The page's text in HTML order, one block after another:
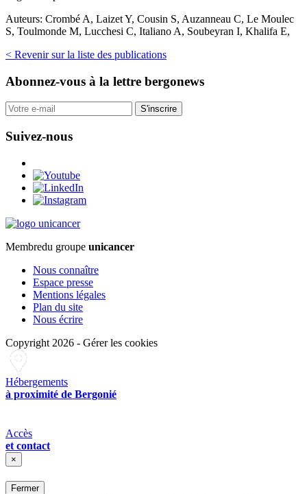
Auteurs: Crombé A, Laizet Y, Cousin S, Auzanneau C, Le Moulec
S, Toulmonde M, Lucchesi C, Italiano A, Soubeyran I, Khalifa E,
< Revenir sur la liste des publications
Abonnez-vous à la lettre bergonews
S'inscrire
Suivez-nous
Membredu groupe unicancer
Nous connaître
Espace presse
Mentions légales
Plan du site
Nous écrire
Copyright 2026 - Gérer les cookies
Hébergements
à proximité de Bergonié
Accès
et contact
×
Fermer